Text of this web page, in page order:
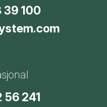
39 100
56 241